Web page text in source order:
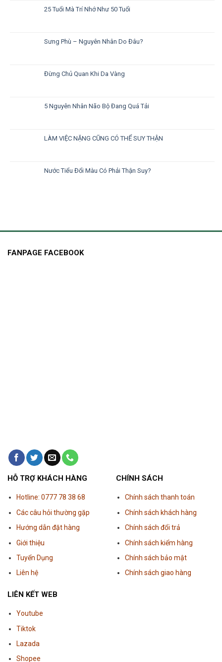
25 Tuổi Mà Trí Nhớ Như 50 Tuổi
Sưng Phù – Nguyên Nhân Do Đâu?
Đừng Chủ Quan Khi Da Vàng
5 Nguyên Nhân Não Bộ Đang Quá Tải
LÀM VIỆC NẶNG CŨNG CÓ THỂ SUY THẬN
Nước Tiểu Đổi Màu Có Phải Thận Suy?
FANPAGE FACEBOOK
HỖ TRỢ KHÁCH HÀNG
Hotline: 0777 78 38 68
Các câu hỏi thường gặp
Hướng dẫn đặt hàng
Giới thiệu
Tuyển Dụng
Liên hệ
CHÍNH SÁCH
Chính sách thanh toán
Chính sách khách hàng
Chính sách đổi trả
Chính sách kiểm hàng
Chính sách bảo mật
Chính sách giao hàng
LIÊN KẾT WEB
Youtube
Tiktok
Lazada
Shopee